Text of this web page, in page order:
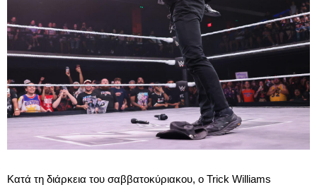
Κατά τη διάρκεια του σαββατοκύριακου, ο Trick Williams